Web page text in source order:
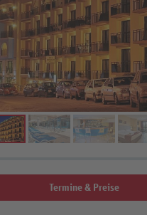
Termine & Preise